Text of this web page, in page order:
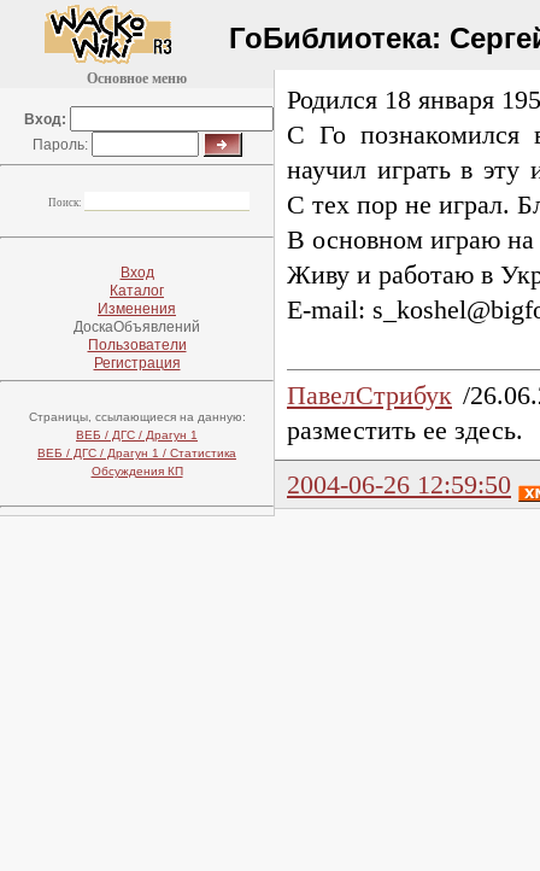
ГоБиблиотека:
Основное меню
Вход:
Пароль:
Поиск:
Вход
Каталог
Изменения
ДоскаОбъявлений
Пользователи
Регистрация
Страницы, ссылающиеся на данную:
ВЕБ / ДГС / Драгун 1
ВЕБ / ДГС / Драгун 1 / Статистика
Обсуждения КП
Родился 18 января
С Го познакомился
научил играть в эту
С тех пор не играл.
В основном играю на
Живу и работаю в
E-mail:
ПавелСтрибук /
разместить ее здесь.
2004-06-26 12:59:50